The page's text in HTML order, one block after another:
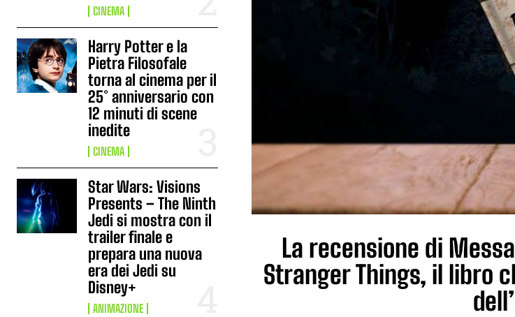
CINEMA
Harry Potter e la
Pietra Filosofale
torna al cinema per il
25° anniversario con
12 minuti di scene
inedite
CINEMA
Star Wars: Visions
Presents – The Ninth
Jedi si mostra con il
trailer finale e
prepara una nuova
era dei Jedi su
Disney+
ANIMAZIONE
La recensione di
Stranger Things, il libro